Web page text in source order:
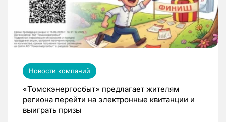
Новости компаний
«Томскэнергосбыт» предлагает жителям
региона перейти на электронные квитанции и
выиграть призы